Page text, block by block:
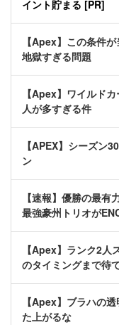
イント貯まる [PR]
【Apex】この条件
地獄すぎる問題
【Apex】ワイルド
人が多すぎる件
【APEX】シーズン
ン
【速報】優勝の最
最強豪州トリオが
【Apex】ランク2
のタイミングまで待
【Apex】ブラハの
た上がるな